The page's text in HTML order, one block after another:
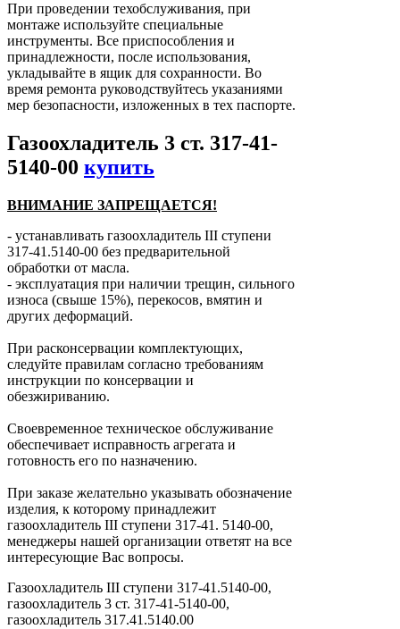
При проведении техобслуживания, при
монтаже используйте специальные
инструменты. Все приспособления и
принадлежности, после использования,
укладывайте в ящик для сохранности. Во
время ремонта руководствуйтесь указаниями
мер безопасности, изложенных в тех паспорте.
Газоохладитель 3 ст. 317-41-
5140-00 купить
ВНИМАНИЕ ЗАПРЕЩАЕТСЯ!
- устанавливать газоохладитель ІІІ ступени
317-41.5140-00 без предварительной
обработки от масла.
- эксплуатация при наличии трещин, сильного
износа (свыше 15%), перекосов, вмятин и
других деформаций.
При расконсервации комплектующих,
следуйте правилам согласно требованиям
инструкции по консервации и
обезжириванию.
Своевременное техническое обслуживание
обеспечивает исправность агрегата и
готовность его по назначению.
При заказе желательно указывать обозначение
изделия, к которому принадлежит
газоохладитель III ступени 317-41. 5140-00,
менеджеры нашей организации ответят на все
интересующие Вас вопросы.
Газоохладитель III ступени 317-41.5140-00,
газоохладитель 3 ст. 317-41-5140-00,
газоохладитель 317.41.5140.00